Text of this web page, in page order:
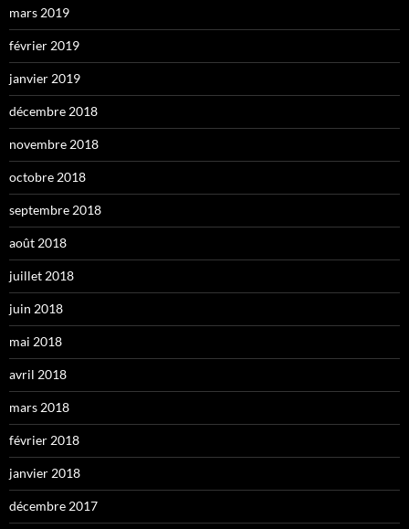
mars 2019
février 2019
janvier 2019
décembre 2018
novembre 2018
octobre 2018
septembre 2018
août 2018
juillet 2018
juin 2018
mai 2018
avril 2018
mars 2018
février 2018
janvier 2018
décembre 2017